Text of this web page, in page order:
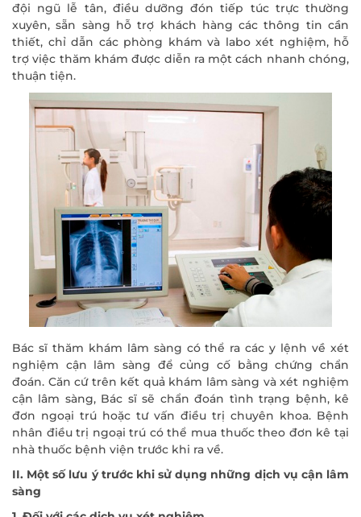
đội ngũ lễ tân, điều dưỡng đón tiếp túc trực thường
xuyên, sẵn sàng hỗ trợ khách hàng các thông tin cần
thiết, chỉ dẫn các phòng khám và labo xét nghiệm, hỗ
trợ việc thăm khám được diễn ra một cách nhanh chóng,
thuận tiện.
Bác sĩ thăm khám lâm sàng có thể ra các y lệnh về xét
nghiệm cận lâm sàng để củng cố bằng chứng chẩn
đoán. Căn cứ trên kết quả khám lâm sàng và xét nghiệm
cận lâm sàng, Bác sĩ sẽ chẩn đoán tình trạng bệnh, kê
đơn ngoại trú hoặc tư vấn điều trị chuyên khoa. Bệnh
nhân điều trị ngoại trú có thể mua thuốc theo đơn kê tại
nhà thuốc bệnh viện trước khi ra về.
II. Một số lưu ý trước khi sử dụng những dịch vụ cận lâm
sàng